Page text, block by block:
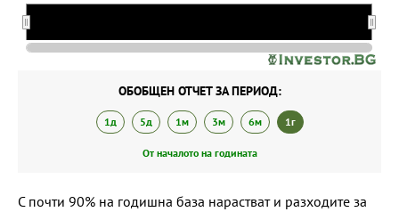
ОБОБЩЕН ОТЧЕТ ЗА ПЕРИОД:
1д 5д 1м 3м 6м 1г
От началото на годината
С почти 90% на годишна база нарастват и разходите за